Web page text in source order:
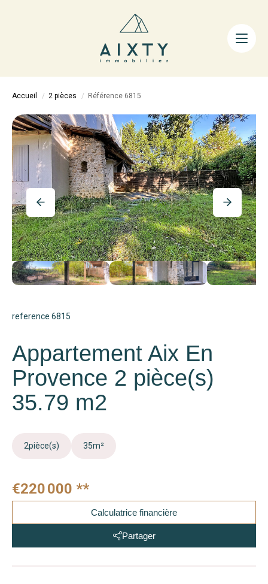
ACHETER
LA MÉTHODE
AIXTY & VOUS
Nos Agences
Nos Équipes
Nos Tarifs
Nos Biens Vendus
Notre City Guide
Accueil 2 pièces Référence 6815
reference 6815
Appartement Aix En
Provence 2 pièce(s)
35.79 m2
2pièce(s) 35m²
€220 000 **
Calculatrice financière
Partager